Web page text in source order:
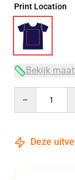
Print Location
Bekijk
Deze